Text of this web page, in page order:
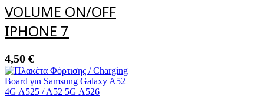
VOLUME ON/OFF
IPHONE 7
4,50 €